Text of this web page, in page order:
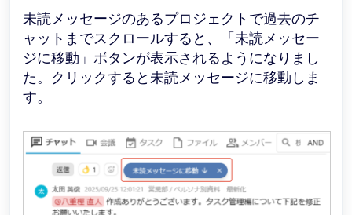
未読メッセージのあるプロジェクトで過去のチ
ャットまでスクロールすると、「未読メッセー
ジに移動」ボタンが表示されるようになりまし
た。クリックすると未読メッセージに移動しま
す。